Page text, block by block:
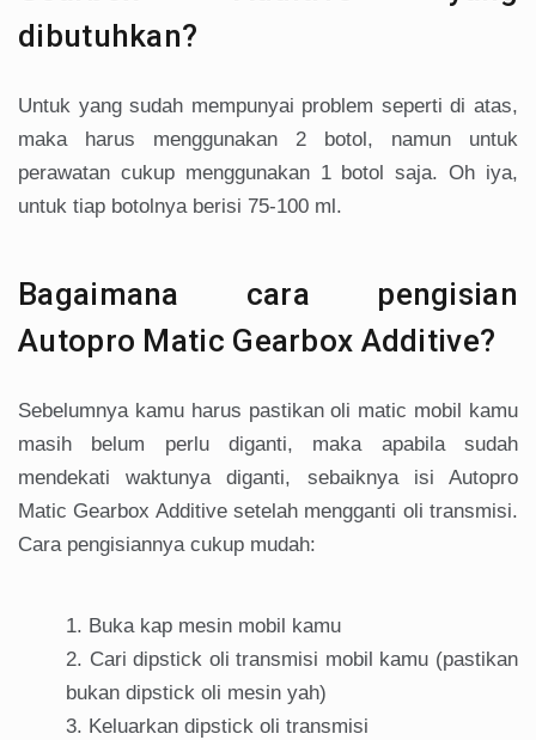
dibutuhkan?
Untuk yang sudah mempunyai problem seperti di atas,
maka harus menggunakan 2 botol, namun untuk
perawatan cukup menggunakan 1 botol saja. Oh iya,
untuk tiap botolnya berisi 75-100 ml.
Bagaimana cara pengisian
Autopro Matic Gearbox Additive?
Sebelumnya kamu harus pastikan oli matic mobil kamu
masih belum perlu diganti, maka apabila sudah
mendekati waktunya diganti, sebaiknya isi Autopro
Matic Gearbox Additive setelah mengganti oli transmisi.
Cara pengisiannya cukup mudah:
Buka kap mesin mobil kamu
Cari dipstick oli transmisi mobil kamu (pastikan
bukan dipstick oli mesin yah)
Keluarkan dipstick oli transmisi